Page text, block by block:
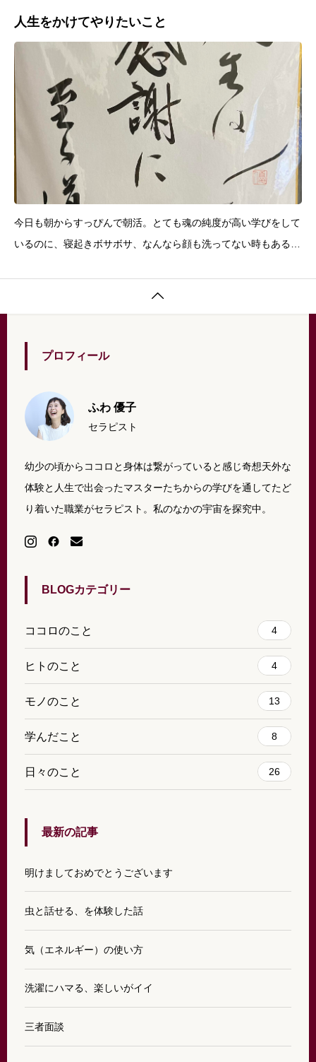
人生をかけてやりたいこと
今日も朝からすっぴんで朝活。とても魂の純度が高い学びをして
いるのに、寝起きボサボサ、なんなら顔も洗ってない時もあるギ

プロフィール
ふわ 優子
セラピスト
幼少の頃からココロと身体は繋がっていると感じ奇想天外な
体験と人生で出会ったマスターたちからの学びを通してたど
り着いた職業がセラピスト。私のなかの宇宙を探究中。
BLOGカテゴリー
ココロのこと 4
ヒトのこと 4
モノのこと 13
学んだこと 8
日々のこと 26
最新の記事
明けましておめでとうございます
虫と話せる、を体験した話
気（エネルギー）の使い方
洗濯にハマる、楽しいがイイ
三者面談